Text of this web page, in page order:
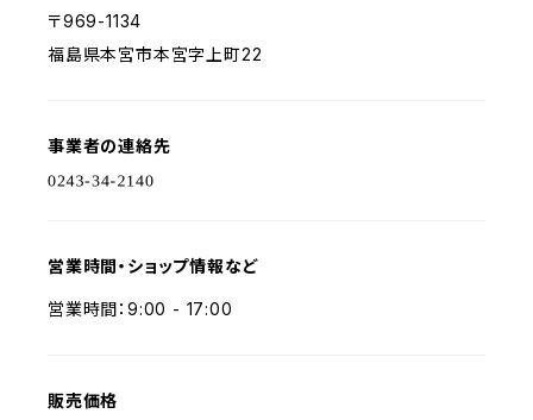
〒969-1134
福島県本宮市本宮字上町22
事業者の連絡先
営業時間・ショップ情報など
営業時間：9:00 - 17:00
販売価格